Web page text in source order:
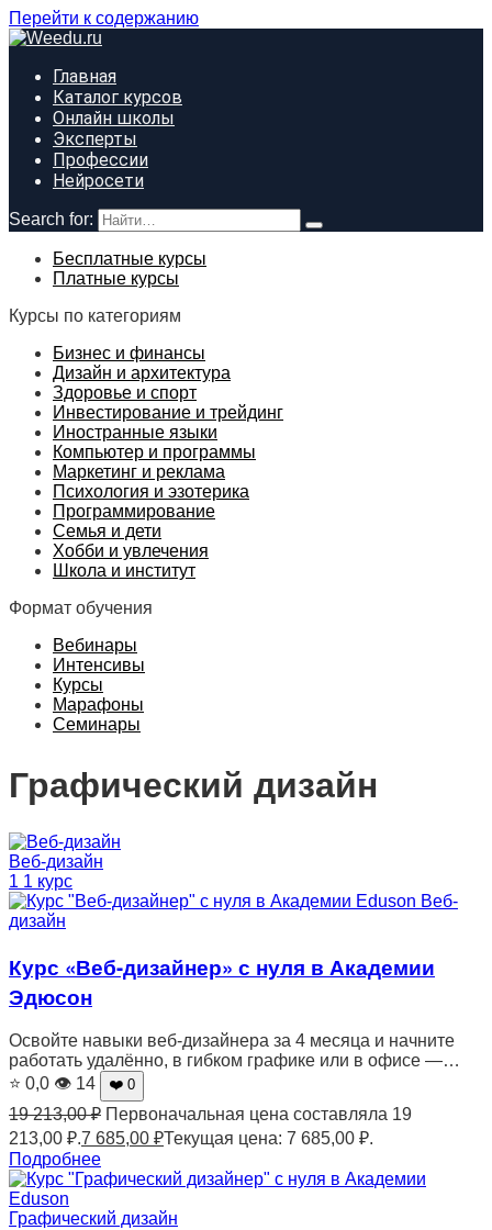
Перейти к содержанию
Главная
Каталог курсов
Онлайн школы
Эксперты
Профессии
Нейросети
Search for:
Бесплатные курсы
Платные курсы
Курсы по категориям
Бизнес и финансы
Дизайн и архитектура
Здоровье и спорт
Инвестирование и трейдинг
Иностранные языки
Компьютер и программы
Маркетинг и реклама
Психология и эзотерика
Программирование
Семья и дети
Хобби и увлечения
Школа и институт
Формат обучения
Вебинары
Интенсивы
Курсы
Марафоны
Семинары
Графический дизайн
Веб-дизайн
1 1 курс
Веб-
дизайн
Курс «Веб-дизайнер» с нуля в Академии
Эдюсон
Освойте навыки веб-дизайнера за 4 месяца и начните
работать удалённо, в гибком графике или в офисе —…
⭐ 0,0 👁 14 ❤️ 0
19 213,00₽ Первоначальная цена составляла 19
213,00 ₽.7 685,00 ₽Текущая цена: 7 685,00 ₽.
Подробнее
Графический дизайн